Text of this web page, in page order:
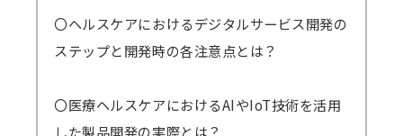
〇ヘルスケアにおけるデジタルサービス開発の
ステップと開発時の各注意点とは？
〇医療ヘルスケアにおけるAIやIoT技術を活用
した製品開発の実際とは？